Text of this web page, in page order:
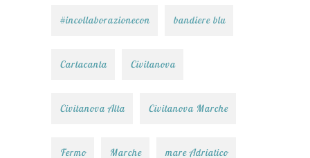
#incollaborazionecon bandiere blu
Cartacanta Civitanova
Civitanova Alta Civitanova Marche
Fermo Marche mare Adriatico